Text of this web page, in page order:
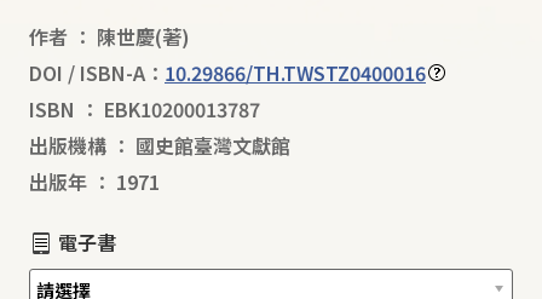
作者 ： 陳世慶(著)
DOI / ISBN-A： 10.29866/TH.TWSTZ0400016
ISBN ： EBK10200013787
出版機構 ： 國史館臺灣文獻館
出版年 ： 1971
電子書